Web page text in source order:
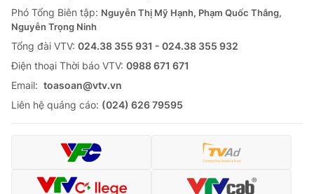
Phó Tổng Biên tập: Nguyễn Thị Mỹ Hạnh, Phạm Quốc Thắng,
Nguyễn Trọng Ninh
Tổng đài VTV: 024.38 355 931 - 024.38 355 932
Ðiện thoại Thời báo VTV: 0988 671 671
Email: toasoan@vtv.vn
Liên hệ quảng cáo: (024) 626 79595